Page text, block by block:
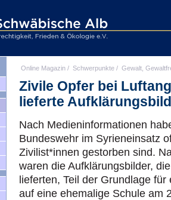
Online Magazin / Schwerpunkte / Gewalt,
Zivile Opfer bei
lieferte
Nach Medieninformationen
Bundeswehr im Syrieneinsatz
Zivilist*innen gestorben sind.
waren die Aufklärungsbilder,
lieferten, Teil der Grundlage
auf eine ehemalige Schule am